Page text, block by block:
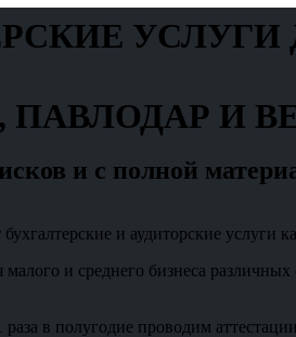
И
и с полной
и аудиторские
и среднего бизнеса
в полугодие проводим